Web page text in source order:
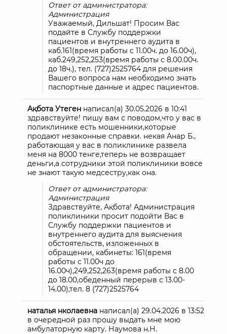
Ответ от администратора:
Администрация
Уважаемый, Дильшат! Просим Вас
подайте в Службу поддержки
пациентов и внутреннего аудита в
каб.161(время работы с 11.00ч. до 16.00ч),
каб.249,252,253(время работы с 8.00.00ч.
до 18ч.), тел. (727)2525764 для решения
Вашего вопроса нам необходимо знать
паспортные данные и адрес пациентов.
Ақбота Утеген написал(а) 30.05.2026 в 10:41
здравствуйте! пишу вам с поводом,что у вас в
поликлинике есть мошенники,которые
продают незаконные справки. некая Анар Б.,
работающая у вас в поликлинике развела
меня на 8000 тенге,теперь не возвращает
деньги,а сотрудники этой поликлиники вовсе
не знают такую медсестру,как она.
Ответ от администратора:
Администрация
Здравствуйте, Ақбота! Администрация
поликлиники просит подойти Вас в
Службу поддержки пациентов и
внутреннего аудита для выяснения
обстоятельств, изложенных в
обращении, кабинеты: 161(время
работы с 11.00ч до
16.00ч),249,252,263(время работы с 8.00
до 18.00,обеденный перерыв с 13.00-
14.00),тел. 8 (727)2525764
наталья нколаевна написал(а) 29.04.2026 в 13:52
в очередной раз прошу выдать мне мою
амбулаторную карту. Наумова н.Н.